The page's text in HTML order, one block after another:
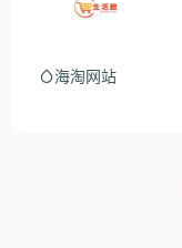
海淘网站